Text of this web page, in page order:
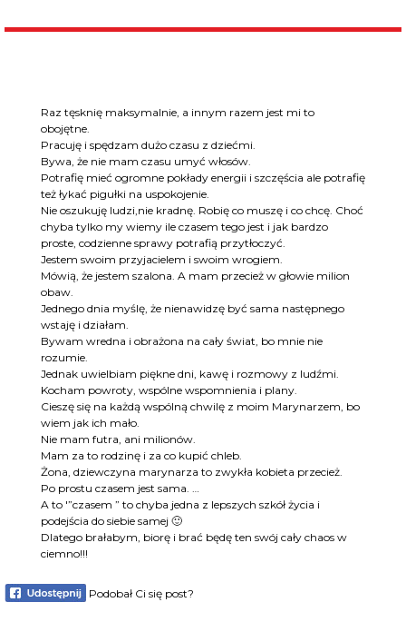
Raz tęsknię maksymalnie, a innym razem jest mi to
obojętne.
Pracuję i spędzam dużo czasu z dziećmi.
Bywa, że nie mam czasu umyć włosów.
Potrafię mieć ogromne pokłady energii i szczęścia ale potrafię
też łykać pigułki na uspokojenie.
Nie oszukuję ludzi,nie kradnę. Robię co muszę i co chcę. Choć
chyba tylko my wiemy ile czasem tego jest i jak bardzo
proste, codzienne sprawy potrafią przytłoczyć.
Jestem swoim przyjacielem i swoim wrogiem.
Mówią, że jestem szalona. A mam przecież w głowie milion
obaw.
Jednego dnia myślę, że nienawidzę być sama następnego
wstaję i działam.
Bywam wredna i obrażona na cały świat, bo mnie nie
rozumie.
Jednak uwielbiam piękne dni, kawę i rozmowy z ludźmi.
Kocham powroty, wspólne wspomnienia i plany.
Cieszę się na każdą wspólną chwilę z moim Marynarzem, bo
wiem jak ich mało.
Nie mam futra, ani milionów.
Mam za to rodzinę i za co kupić chleb.
Żona, dziewczyna marynarza to zwykła kobieta przecież.
Po prostu czasem jest sama. …
A to '”czasem ” to chyba jedna z lepszych szkół życia i
podejścia do siebie samej 🙂
Dlatego brałabym, biorę i brać będę ten swój cały chaos w
ciemno!!!
Podobał Ci się post?